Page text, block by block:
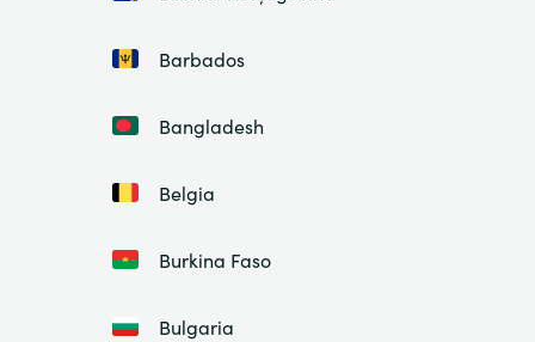
Barbados
Bangladesh
Belgia
Burkina Faso
Bulgaria